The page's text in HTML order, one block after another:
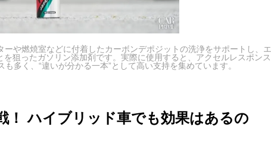
ーや燃焼室などに付着したカーボンデポジットの洗浄をサポートし、エ
狙ったガソリン添加剤です。実際に使用すると、アクセルレスポンス
多く、“違いが分かる一本”として高い支持を集めています。
！ ハイブリッド車でも効果はあるの